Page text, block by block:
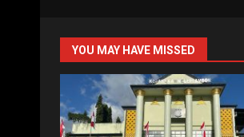
YOU MAY HAVE MISSED